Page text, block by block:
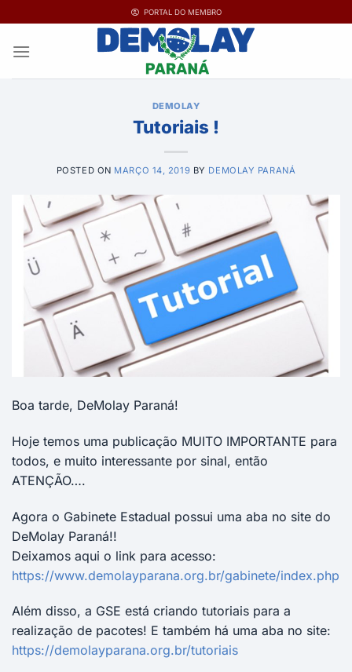
para
PORTAL DO MEMBRO
DEMOLAY
Tutoriais !
POSTED ON MARÇO 14, 2019 BY DEMOLAY PARANÁ
Boa tarde, DeMolay Paraná!
Hoje temos uma publicação MUITO IMPORTANTE para
todos, e muito interessante por sinal, então
ATENÇÃO….
Agora o Gabinete Estadual possui uma aba no site do
DeMolay Paraná!!
Deixamos aqui o link para acesso:
https://www.demolayparana.org.br/gabinete/index.php
Além disso, a GSE está criando tutoriais para a
realização de pacotes! E também há uma aba no site:
https://demolayparana.org.br/tutoriais